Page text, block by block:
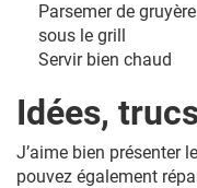
Parsemer de
sous le grill
Servir bien chaud
Idées,
J’aime bien présenter
pouvez également